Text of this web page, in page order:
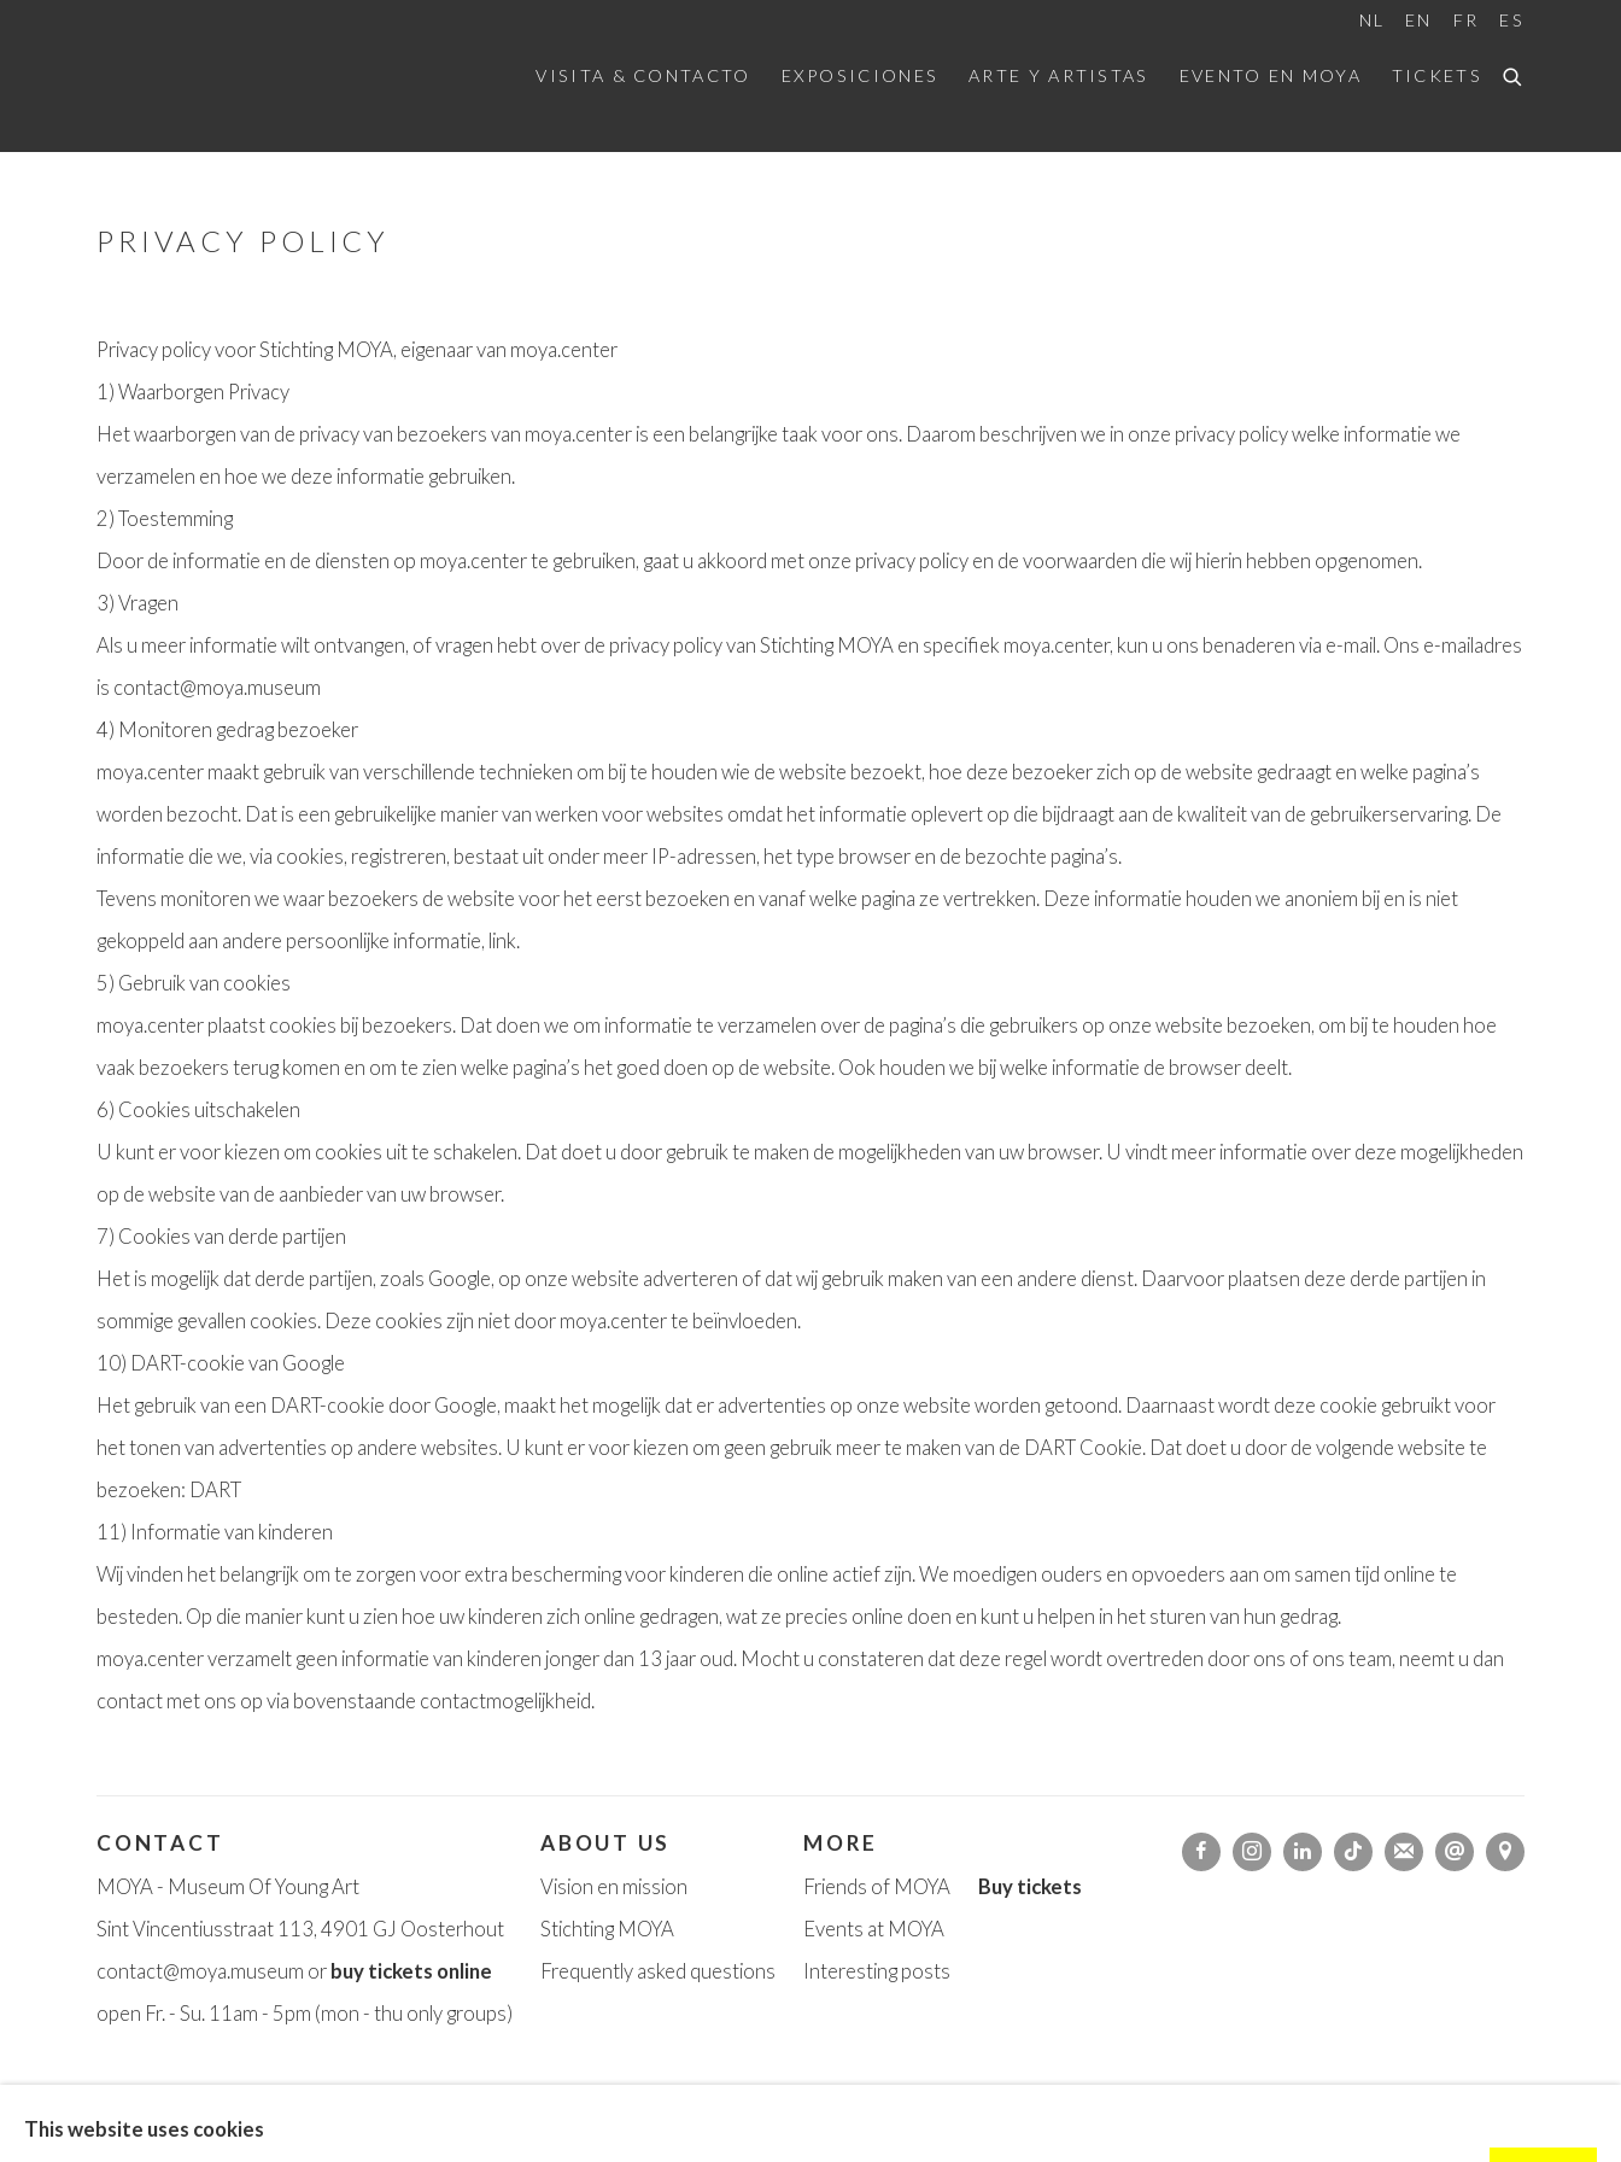
VISITA & CONTACTO EXPOSICIONES ARTE Y ARTISTAS EVENTO EN MOYA TICKETS
NL EN FR ES
PRIVACY POLICY
Privacy policy voor Stichting MOYA, eigenaar van moya.center
1) Waarborgen Privacy
Het waarborgen van de privacy van bezoekers van moya.center is een belangrijke taak voor ons. Daarom beschrijven we in onze privacy policy welke informatie we
verzamelen en hoe we deze informatie gebruiken.
2) Toestemming
Door de informatie en de diensten op moya.center te gebruiken, gaat u akkoord met onze privacy policy en de voorwaarden die wij hierin hebben opgenomen.
3) Vragen
Als u meer informatie wilt ontvangen, of vragen hebt over de privacy policy van Stichting MOYA en specifiek moya.center, kun u ons benaderen via e-mail. Ons e-mailadres
is contact@moya.museum
4) Monitoren gedrag bezoeker
moya.center maakt gebruik van verschillende technieken om bij te houden wie de website bezoekt, hoe deze bezoeker zich op de website gedraagt en welke pagina’s
worden bezocht. Dat is een gebruikelijke manier van werken voor websites omdat het informatie oplevert op die bijdraagt aan de kwaliteit van de gebruikerservaring. De
informatie die we, via cookies, registreren, bestaat uit onder meer IP-adressen, het type browser en de bezochte pagina’s.
Tevens monitoren we waar bezoekers de website voor het eerst bezoeken en vanaf welke pagina ze vertrekken. Deze informatie houden we anoniem bij en is niet
gekoppeld aan andere persoonlijke informatie, link.
5) Gebruik van cookies
moya.center plaatst cookies bij bezoekers. Dat doen we om informatie te verzamelen over de pagina’s die gebruikers op onze website bezoeken, om bij te houden hoe
vaak bezoekers terug komen en om te zien welke pagina’s het goed doen op de website. Ook houden we bij welke informatie de browser deelt.
6) Cookies uitschakelen
U kunt er voor kiezen om cookies uit te schakelen. Dat doet u door gebruik te maken de mogelijkheden van uw browser. U vindt meer informatie over deze mogelijkheden
op de website van de aanbieder van uw browser.
7) Cookies van derde partijen
Het is mogelijk dat derde partijen, zoals Google, op onze website adverteren of dat wij gebruik maken van een andere dienst. Daarvoor plaatsen deze derde partijen in
sommige gevallen cookies. Deze cookies zijn niet door moya.center te beïnvloeden.
10) DART-cookie van Google
Het gebruik van een DART-cookie door Google, maakt het mogelijk dat er advertenties op onze website worden getoond. Daarnaast wordt deze cookie gebruikt voor
het tonen van advertenties op andere websites. U kunt er voor kiezen om geen gebruik meer te maken van de DART Cookie. Dat doet u door de volgende website te
bezoeken: DART
11) Informatie van kinderen
Wij vinden het belangrijk om te zorgen voor extra bescherming voor kinderen die online actief zijn. We moedigen ouders en opvoeders aan om samen tijd online te
besteden. Op die manier kunt u zien hoe uw kinderen zich online gedragen, wat ze precies online doen en kunt u helpen in het sturen van hun gedrag.
moya.center verzamelt geen informatie van kinderen jonger dan 13 jaar oud. Mocht u constateren dat deze regel wordt overtreden door ons of ons team, neemt u dan
contact met ons op via bovenstaande contactmogelijkheid.
CONTACT
MOYA - Museum Of Young Art
Sint Vincentiusstraat 113, 4901 GJ Oosterhout
contact@moya.museum or buy tickets online
open Fr. - Su. 11am - 5pm (mon - thu only groups)
ABOUT US
Vision en mission
Stichting MOYA
Frequently asked questions
MORE
Friends of MOYA
Events at MOYA
Interesting posts
Buy tickets
This website uses cookies